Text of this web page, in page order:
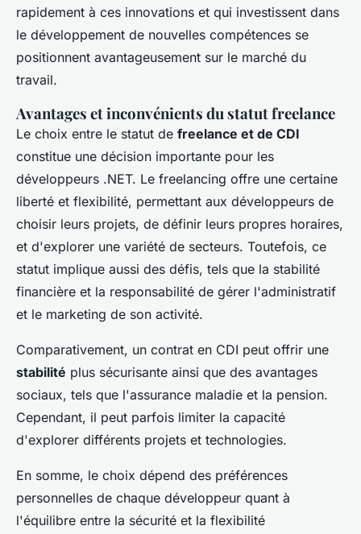
rapidement à ces innovations et qui investissent dans
le développement de nouvelles compétences se
positionnent avantageusement sur le marché du
travail.
Avantages et inconvénients du statut freelance
Le choix entre le statut de freelance et de CDI
constitue une décision importante pour les
développeurs .NET. Le freelancing offre une certaine
liberté et flexibilité, permettant aux développeurs de
choisir leurs projets, de définir leurs propres horaires,
et d'explorer une variété de secteurs. Toutefois, ce
statut implique aussi des défis, tels que la stabilité
financière et la responsabilité de gérer l'administratif
et le marketing de son activité.
Comparativement, un contrat en CDI peut offrir une
stabilité plus sécurisante ainsi que des avantages
sociaux, tels que l'assurance maladie et la pension.
Cependant, il peut parfois limiter la capacité
d'explorer différents projets et technologies.
En somme, le choix dépend des préférences
personnelles de chaque développeur quant à
l'équilibre entre la sécurité et la flexibilité